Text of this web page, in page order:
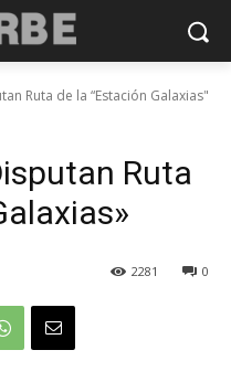
Ruta de la “Estación Galaxias"
Ruta
0
2281